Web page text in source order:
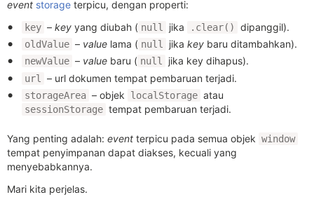
event storage terpicu, dengan properti:
key – key yang diubah ( null jika .clear() dipanggil).
oldValue – value lama ( null jika key baru ditambahkan).
newValue – value baru ( null jika key dihapus).
url – url dokumen tempat pembaruan terjadi.
storageArea – objek localStorage atau
sessionStorage tempat pembaruan terjadi.
Yang penting adalah: event terpicu pada semua objek window
tempat penyimpanan dapat diakses, kecuali yang
menyebabkannya.
Mari kita perjelas.